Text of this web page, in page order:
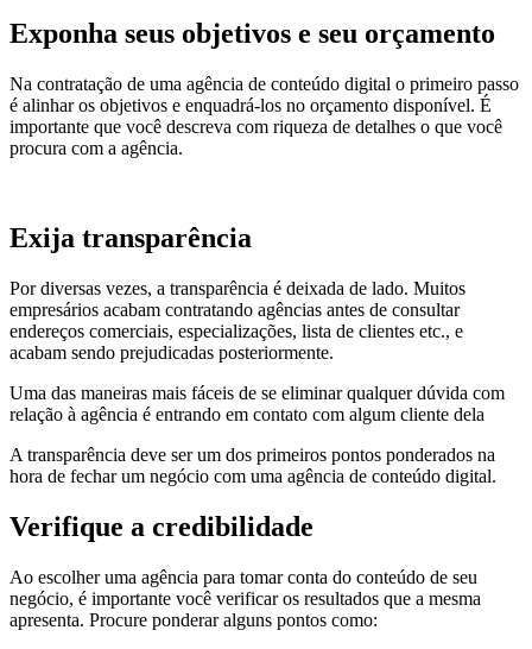
Exponha seus objetivos e seu orçamento
Na contratação de uma agência de conteúdo digital o primeiro passo
é alinhar os objetivos e enquadrá-los no orçamento disponível. É
importante que você descreva com riqueza de detalhes o que você
procura com a agência.
Exija transparência
Por diversas vezes, a transparência é deixada de lado. Muitos
empresários acabam contratando agências antes de consultar
endereços comerciais, especializações, lista de clientes etc., e
acabam sendo prejudicadas posteriormente.
Uma das maneiras mais fáceis de se eliminar qualquer dúvida com
relação à agência é entrando em contato com algum cliente dela
A transparência deve ser um dos primeiros pontos ponderados na
hora de fechar um negócio com uma agência de conteúdo digital.
Verifique a credibilidade
Ao escolher uma agência para tomar conta do conteúdo de seu
negócio, é importante você verificar os resultados que a mesma
apresenta. Procure ponderar alguns pontos como: